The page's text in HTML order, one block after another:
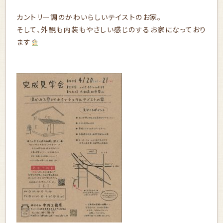
カントリー調のかわいらしいテイストのお家。
そして、外観も内装もやさしい感じのするお家になっており
ます